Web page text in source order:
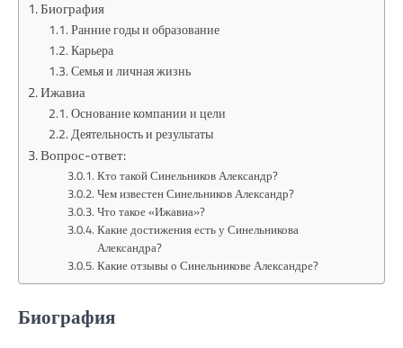
Биография
Ранние годы и образование
Карьера
Семья и личная жизнь
Ижавиа
Основание компании и цели
Деятельность и результаты
Вопрос-ответ:
Кто такой Синельников Александр?
Чем известен Синельников Александр?
Что такое «Ижавиа»?
Какие достижения есть у Синельникова
Александра?
Какие отзывы о Синельникове Александре?
Биография